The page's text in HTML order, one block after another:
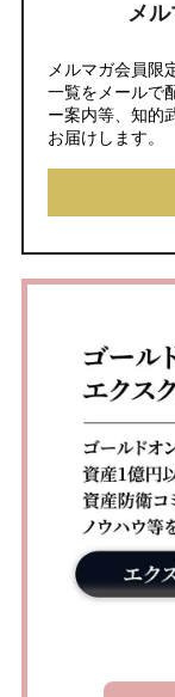
メ
メルマガ会員限
一覧をメールで
ー案内等、知的
お届けします。